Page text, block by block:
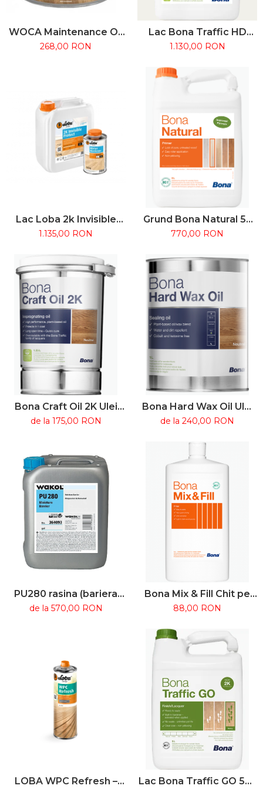
WOCA Maintenance Oil
2.5L – Ulei întreținere
parchet uleiat
268,00 RON
Lac Bona Traffic HD
4.95L - Bicomponent
pentru trafic intens
1.130,00 RON
Lac Loba 2k Invisible
Protect A.T.
1.135,00 RON
Grund Bona Natural 5L
pe bază de apă pentru
aspect lemn brut
770,00 RON
Bona Craft Oil 2K Ulei
bicomponent pentru
parchet din lemn
de la 175,00 RON
Bona Hard Wax Oil Ulei
ceară pentru parchet
din lemn
de la 240,00 RON
PU280 rasina (bariera
umiditate) Wakol
de la 570,00 RON
Bona Mix & Fill Chit pe
bază de apă pentru
rosturi parchet 1L
88,00 RON
LOBA WPC Refresh –
Lac Bona Traffic GO 5L -